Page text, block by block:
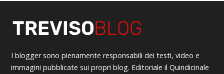
I blogger sono pienamente responsabili dei testi, video e
immagini pubblicate sui propri blog. Editoriale il Quindicinale